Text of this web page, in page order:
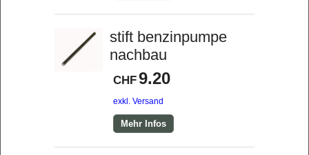
stift benzinpumpe
nachbau
CHF9.20
exkl. Versand
Mehr Infos